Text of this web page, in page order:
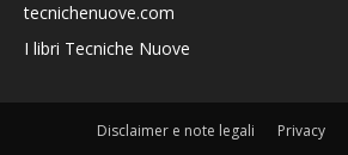
tecnichenuove.com
I libri Tecniche Nuove
Disclaimer e note legali Privacy